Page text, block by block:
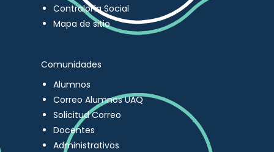
Contraloría Social
Mapa de sitio
Comunidades
Alumnos
Correo Alumnos UAQ
Solicitud Correo
Docentes
Administrativos